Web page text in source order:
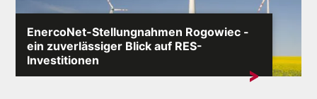
EnercoNet-Stellungnahmen Rogowiec -
ein zuverlässiger Blick auf RES-
Investitionen
Die Formulierung „EnercoNet Meinungen Rogowiec”